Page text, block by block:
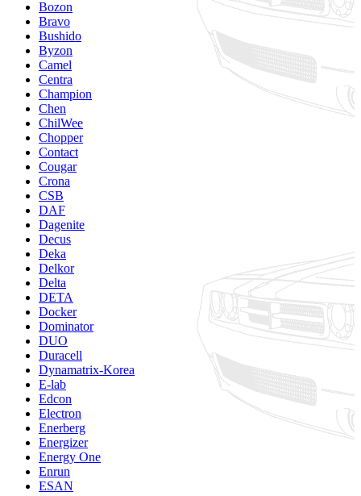
Bozon
Bravo
Bushido
Byzon
Camel
Centra
Champion
Chen
ChilWee
Chopper
Contact
Cougar
Crona
CSB
DAF
Dagenite
Decus
Deka
Delkor
Delta
DETA
Docker
Dominator
DUO
Duracell
Dynamatrix-Korea
E-lab
Edcon
Electron
Enerberg
Energizer
Energy One
Enrun
ESAN